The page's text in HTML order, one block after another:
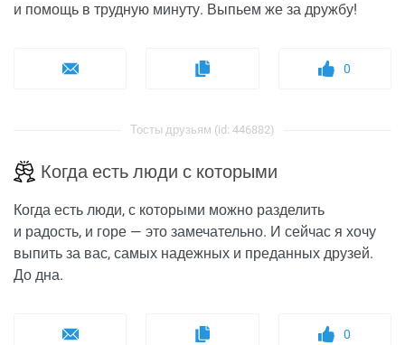
и помощь в трудную минуту. Выпьем же за дружбу!
0
Тосты друзьям (id: 446882)
Когда есть люди с которыми
Когда есть люди, с которыми можно разделить
и радость, и горе — это замечательно. И сейчас я хочу
выпить за вас, самых надежных и преданных друзей.
До дна.
0